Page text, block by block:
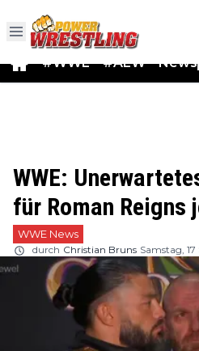
#WWE #AEW News
WWE:
für Roman
WWE News
durch Christian Bruns Samstag,